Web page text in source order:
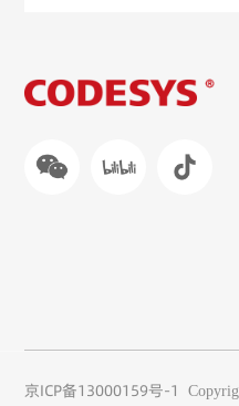
京ICP备13000159号-1